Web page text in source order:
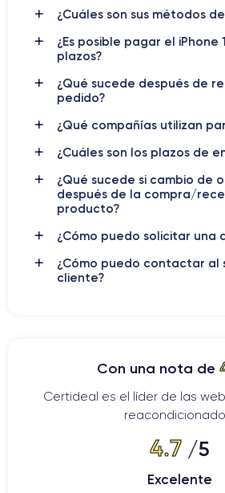
Apple, que es uno de los
al ejecutar varias aplicaciones
El iPhone 12 Pro también cuenta
triple, con unsensor LiDAR
permite la detección de profundidad.
sistema operativoiOS 14 de Apple
características de inteligencia
En resumen, el
tecnología de última generación. Es
aquellos que buscan un teléfono
un rendimiento excepcional.
Diferencia entre el
La diferencia principal entre el iPhone
ambos teléfonos son similares en
¿Cuáles son sus métodos
¿Es posible pagar el iPhone
plazos?
¿Qué sucede después de
pedido?
¿Qué compañías utilizan
¿Cuáles son los plazos de
¿Qué sucede si cambio de
después de la compra/
producto?
¿Cómo puedo solicitar una
¿Cómo puedo contactar al
cliente?
Con una nota de
Certideal es el líder de las
4.7/5
Excelente